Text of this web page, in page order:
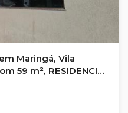
Maringá, Vila
59 m², RESIDENCIAL